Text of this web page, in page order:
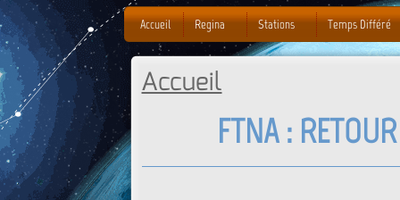
Vous êtes ici
Accueil
FTNA :
Accueil Regina Stations Temps Différé